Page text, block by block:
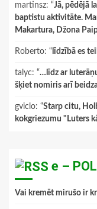
martinsz: “Jā, pēdējā
baptistu aktivitāte.
Makartura, Džona
Roberto: “ līdzībā es
talyc: “…līdz ar
šķiet nomiris arī
gviclo: “Starp citu,
kokgriezumu "Luters
e –
Vai kremēt mirušo ir